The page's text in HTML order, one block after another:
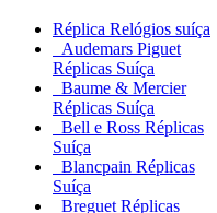
Réplica Relógios suíça
Audemars Piguet
Réplicas Suíça
Baume & Mercier
Réplicas Suíça
Bell e Ross Réplicas
Suíça
Blancpain Réplicas
Suíça
Breguet Réplicas